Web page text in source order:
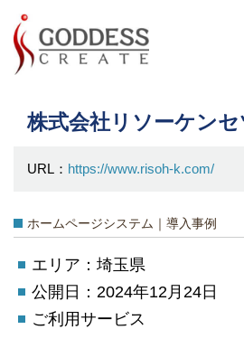
株式会社リソーケン
URL： https://www.risoh-k.com/
ホームページシステム｜導入事例
エリア：埼玉県
公開日：2024年12月24日
ご利用サービス